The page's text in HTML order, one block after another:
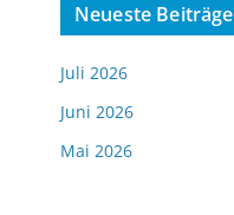
Neueste Beiträge
Juli 2026
Juni 2026
Mai 2026